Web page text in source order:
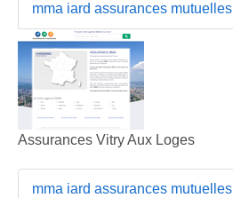
mma iard assurances mutuelles
Assurances Vitry Aux Loges
mma iard assurances mutuelles